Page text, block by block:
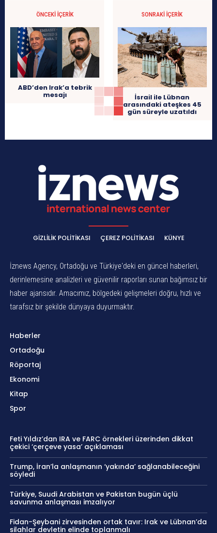
ÖNCEKI İÇERIK
ABD’den Irak’a tebrik
mesajı
SONRAKI İÇERIK
İsrail ile Lübnan
arasındaki ateşkes 45
gün süreyle uzatıldı
GIZLILIK POLITIKASI ÇEREZ POLITIKASI KÜNYE
İznews Agency, Ortadoğu ve Türkiye'deki en güncel haberleri,
derinlemesine analizleri ve güvenilir raporları sunan bağımsız bir
haber ajansıdır. Amacımız, bölgedeki gelişmeleri doğru, hızlı ve
tarafsız bir şekilde dünyaya duyurmaktır.
Haberler
Ortadoğu
Röportaj
Ekonomi
Kitap
Spor
Feti Yıldız’dan IRA ve FARC örnekleri üzerinden dikkat
çekici ‘çerçeve yasa’ açıklaması
Trump, İran’la anlaşmanın ‘yakında’ sağlanabileceğini
söyledi
Türkiye, Suudi Arabistan ve Pakistan bugün üçlü
savunma anlaşması imzalıyor
Fidan-Şeybani zirvesinden ortak tavır: Irak ve Lübnan’da
silahlar devletin elinde toplanmalı